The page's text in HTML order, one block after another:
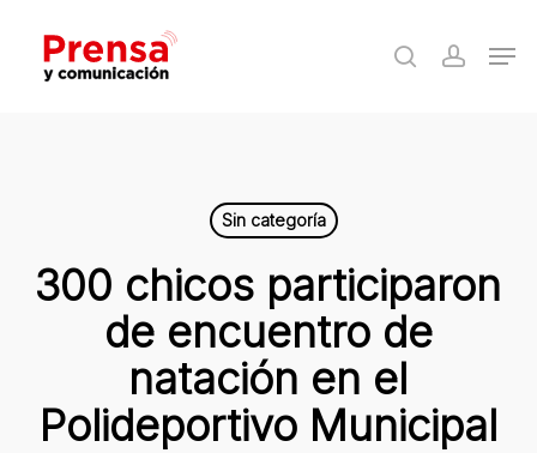
main
search
Sin categoría
300 chicos participaron
de encuentro de
natación en el
Polideportivo Municipal